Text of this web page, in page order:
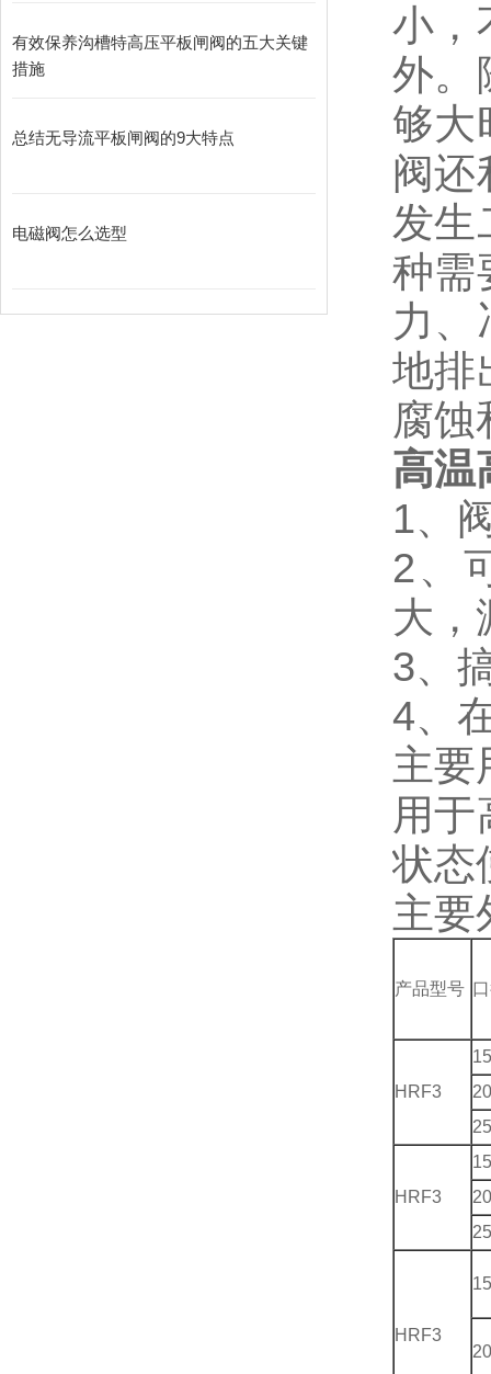
有效保养沟槽特高压平板闸阀的五大关键
措施
总结无导流平板闸阀的9大特点
电磁阀怎么选型
小，
外。
够大
阀还
发生
种需
力、
地排
腐蚀
高温
1、
2、
大，
3、
4、
主要
用
状态
主要
产品型号
HRF3
15
20
25
HRF3
15
20
25
HRF3
15
20